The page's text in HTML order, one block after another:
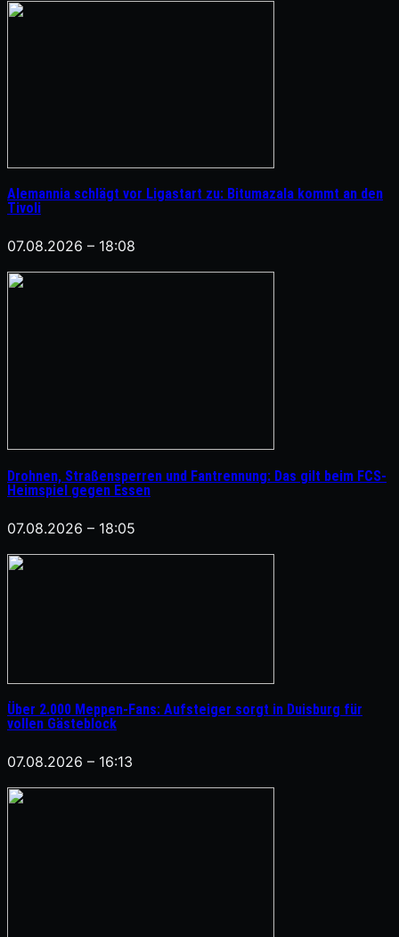
Alemannia schlägt vor Ligastart zu: Bitumazala kommt an den
Tivoli
07.08.2026 – 18:08
Drohnen, Straßensperren und Fantrennung: Das gilt beim FCS-
Heimspiel gegen Essen
07.08.2026 – 18:05
Über 2.000 Meppen-Fans: Aufsteiger sorgt in Duisburg für
vollen Gästeblock
07.08.2026 – 16:13